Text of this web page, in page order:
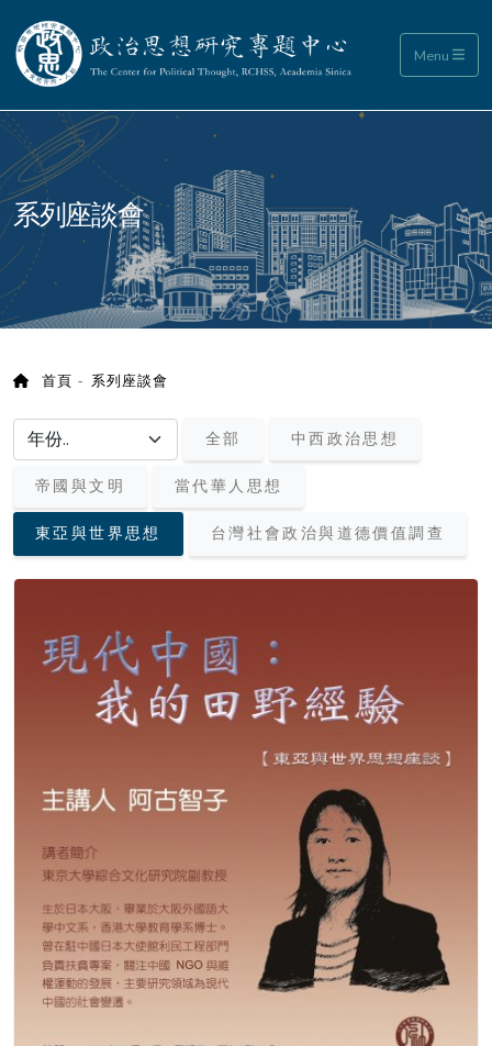
政治思想研究專題中心 Menu
:::
系列座談會
首頁 系列座談會
選擇年份/choose year 全部 中西政治思想
帝國與文明 當代華人思想
東亞與世界思想 台灣社會政治與道德價值調查